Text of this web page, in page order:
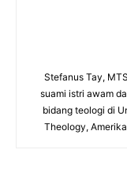
Stefanus Tay,
suami istri awam
bidang teologi di
Theology,